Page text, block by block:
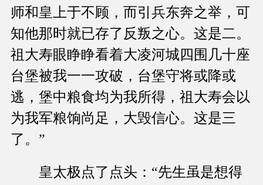
师和皇上于不顾，而引兵东奔之举，可
知他那时就已存了反叛之心。这是二。
祖大寿眼睁睁看着大凌河城四围几十座
台堡被我一一攻破，台堡守将或降或
逃，堡中粮食均为我所得，祖大寿会以
为我军粮饷尚足，大毁信心。这是三
了。”
皇太极点了点头：“先生虽是想得